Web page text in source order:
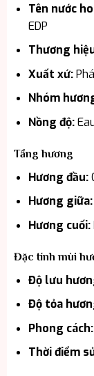
Tên nước
EDP
Thương
Xuất xứ:
Nhóm
Nồng độ:
Tầng hương
Hương đầu:
Hương giữa:
Hương cuối:
Đặc tính mùi
Độ lưu
Độ tỏa
Phong cách:
Thời điểm